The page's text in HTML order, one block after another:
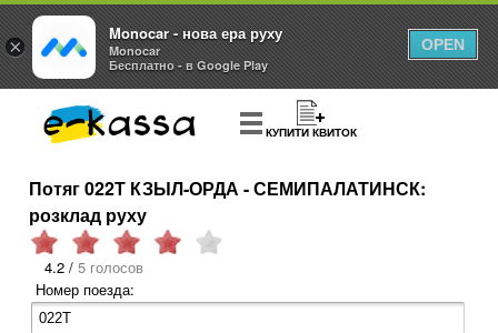
КУПИТИ КВИТОК
Потяг 022Т КЗЫЛ-ОРДА - СЕМИПАЛАТИНСК:
розклад руху
4.2 / 5 голосов
Номер поезда:
×
Monocar - нова ера руху
Monocar
Бесплатно - в Google Play
OPEN